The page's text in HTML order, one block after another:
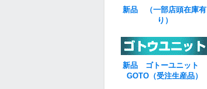
新品 （一部店頭在庫有
り）
新品 ゴトーユニット
GOTO（受注生産品）